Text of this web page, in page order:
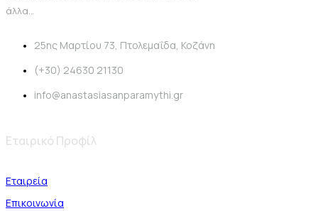
άλλα...
25ης Μαρτίου 73, Πτολεμαΐδα, Κοζάνη
(+30) 24630 21130
info@anastasiasanparamythi.gr
Εταιρικό Προφίλ
Εταιρεία
Επικοινωνία